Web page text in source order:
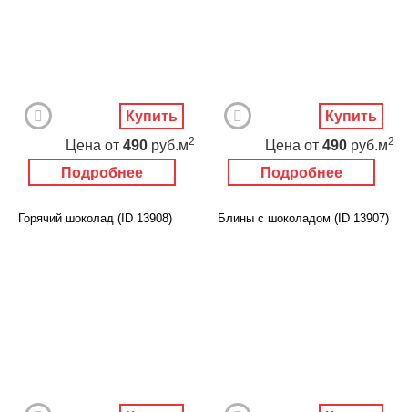
Подробнее
Цена от 490 руб.м2
Купить
Подробнее
Цена от 490 руб.м2
Купить
Горячий шоколад (ID 13908) Блины с шоколадом (ID 13907)